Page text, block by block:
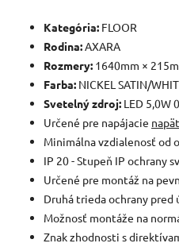
Kategória: FLOOR
Rodina: AXARA
Rozmery: 1640mm ×
Farba: NICKEL SATIN/
Svetelný zdroj: LED 5,0W
Určené pre napájacie
Minimálna vzdialenosť od
IP 20 - Stupeň IP ochrany
Určené pre montáž na
Druhá trieda ochrany
Možnosť montáže na
Znak zhodnosti s